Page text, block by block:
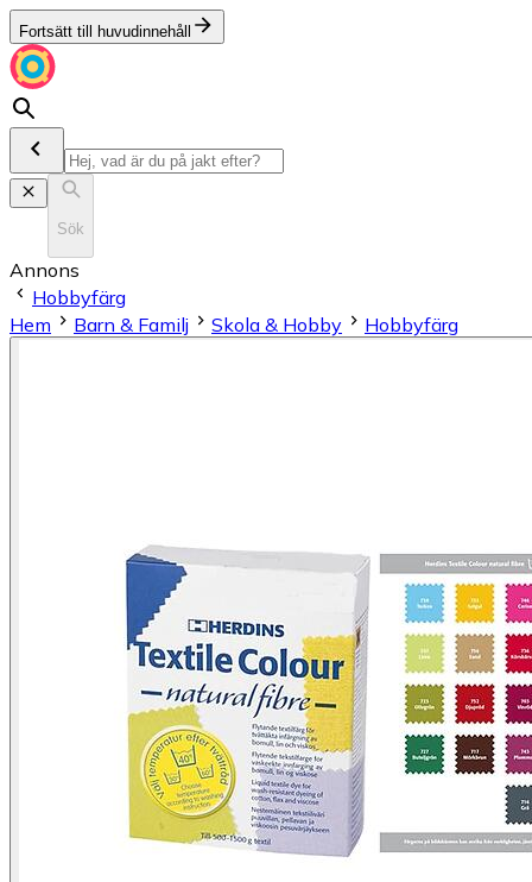
Fortsätt till huvudinnehåll
Sök
Annons
Hobbyfärg
Hem
Barn & Familj Skola & Hobby Hobbyfärg